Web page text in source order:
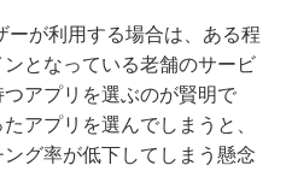
が利用する場合は、ある程
となっている老舗のサービ
アプリを選ぶのが賢明で
アプリを選んでしまうと、
グ率が低下してしまう懸念